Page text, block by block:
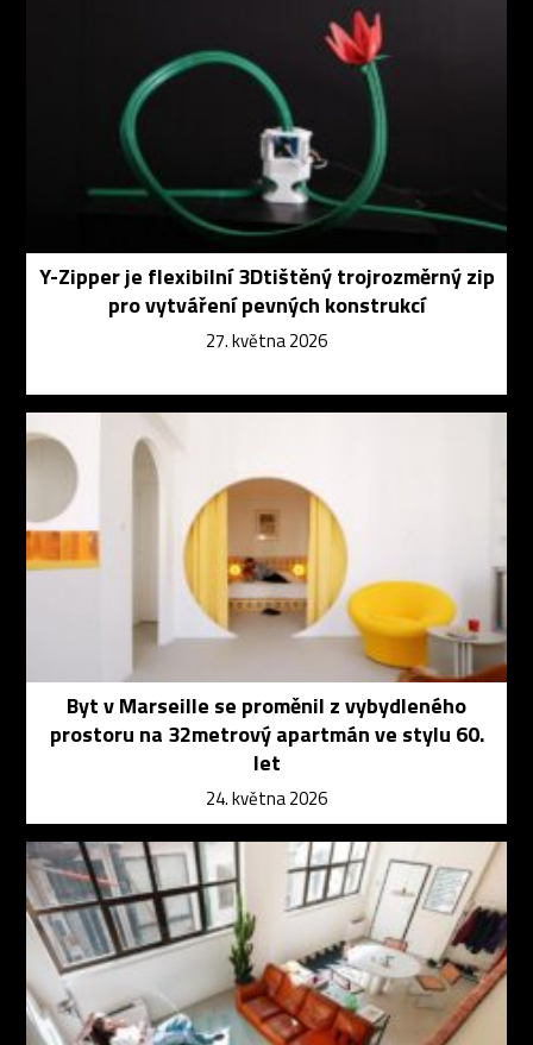
Y-Zipper je flexibilní 3Dtištěný trojrozměrný zip
pro vytváření pevných konstrukcí
27. května 2026
Byt v Marseille se proměnil z vybydleného
prostoru na 32metrový apartmán ve stylu 60.
let
24. května 2026